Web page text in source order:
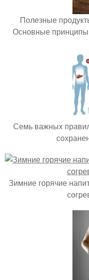
Полезные
Основные принципы
Семь важных
Зимние горячие